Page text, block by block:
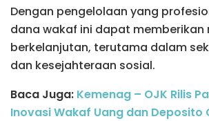
Dengan pengelolaan yang
dana wakaf ini dapat
berkelanjutan, terutama dalam
dan kesejahteraan sosial.
Baca Juga: Kemenag – OJK Rilis
Inovasi Wakaf Uang dan Deposito